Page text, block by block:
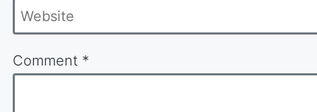
Website
Comment *